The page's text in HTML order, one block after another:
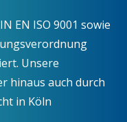
EN ISO 9001 sowie
Unsere
hinaus auch durch
in Köln